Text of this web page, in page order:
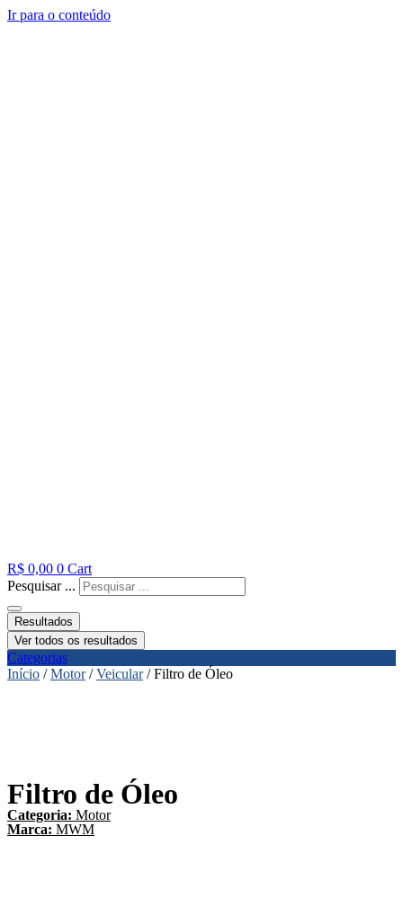
Ir para o conteúdo
R$ 0,00 0 Cart
Pesquisar ...
Resultados
Ver todos os resultados
Categorias
Início /Motor/Veicular/ Filtro de Óleo
Filtro de Óleo
Categoria: Motor
Marca: MWM